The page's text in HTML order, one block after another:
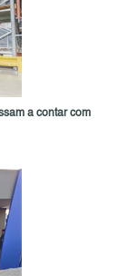
a contar com